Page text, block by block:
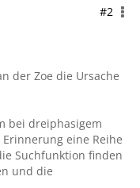
#2
der Zoe die Ursache
bei dreiphasigem
eine Reihe
Suchfunktion finden
und die